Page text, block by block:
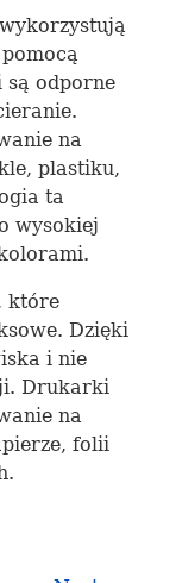
są odporne
na
plastiku,
ta
wysokiej
które
Dzięki
i nie
Drukarki
na
folii